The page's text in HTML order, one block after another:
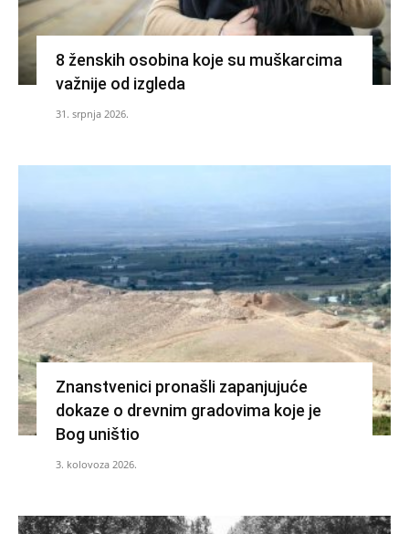
8 ženskih osobina koje su muškarcima
važnije od izgleda
31. srpnja 2026.
Znanstvenici pronašli zapanjujuće
dokaze o drevnim gradovima koje je
Bog uništio
3. kolovoza 2026.